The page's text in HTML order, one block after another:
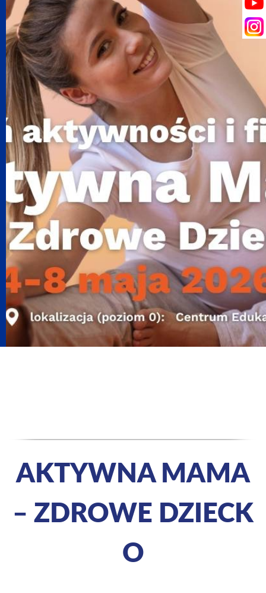
AKTYWNA MAMA
– ZDROWE DZIECK
O